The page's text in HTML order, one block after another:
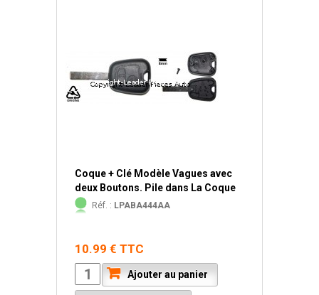
Coque + Clé Modèle Vagues avec
deux Boutons. Pile dans La Coque
Réf. : LPABA444AA
10.99 € TTC
Ajouter au panier